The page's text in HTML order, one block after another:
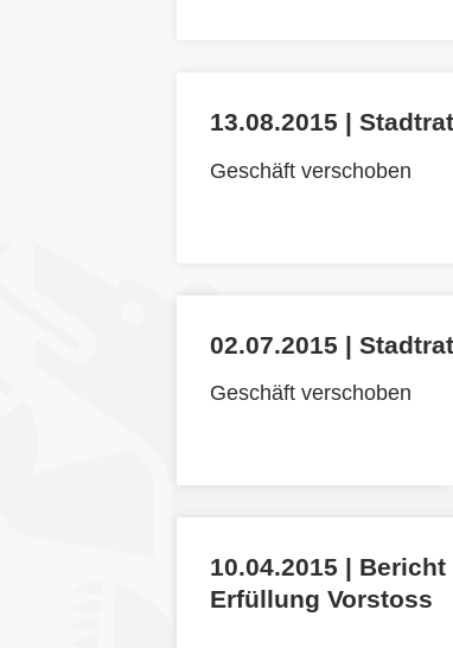
13.08.2015 | Stadtrat
Geschäft verschoben
02.07.2015 | Stadtrat
Geschäft verschoben
10.04.2015 |
Erfüllung Vorstoss